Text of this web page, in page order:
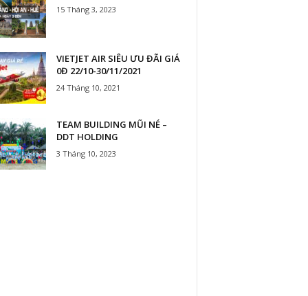
15 Tháng 3, 2023
VIETJET AIR SIÊU ƯU ĐÃI GIÁ
0Đ 22/10-30/11/2021
24 Tháng 10, 2021
TEAM BUILDING MŨI NÉ –
DDT HOLDING
3 Tháng 10, 2023